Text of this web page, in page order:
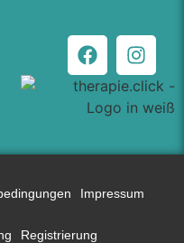
Impressum
Registrierung